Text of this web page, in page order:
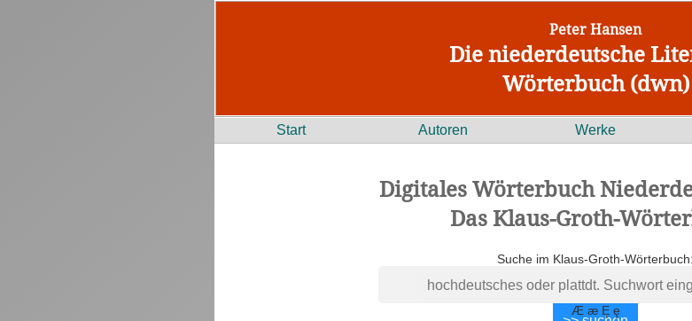
Peter Hansen
Die niederdeutsche
Wörterbuch (dwn)
Start Autoren Werke
Digitales Wörterbuch
Das Klaus-Groth-
Suche im Klaus-Groth-Wörterbuch:
Æ æ Ȩ ȩ